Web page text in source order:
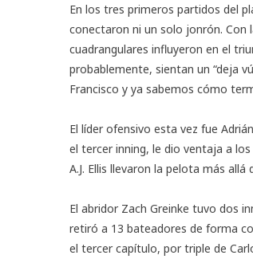
En los tres primeros partidos del
conectaron ni un solo jonrón. Con
cuadrangulares influyeron en el
probablemente, sientan un “deja
Francisco y ya sabemos cómo
El líder ofensivo esta vez fue
el tercer inning, le dio ventaja a
A.J. Ellis llevaron la pelota más
El abridor Zach Greinke tuvo dos
retiró a 13 bateadores de forma
el tercer capítulo, por triple de